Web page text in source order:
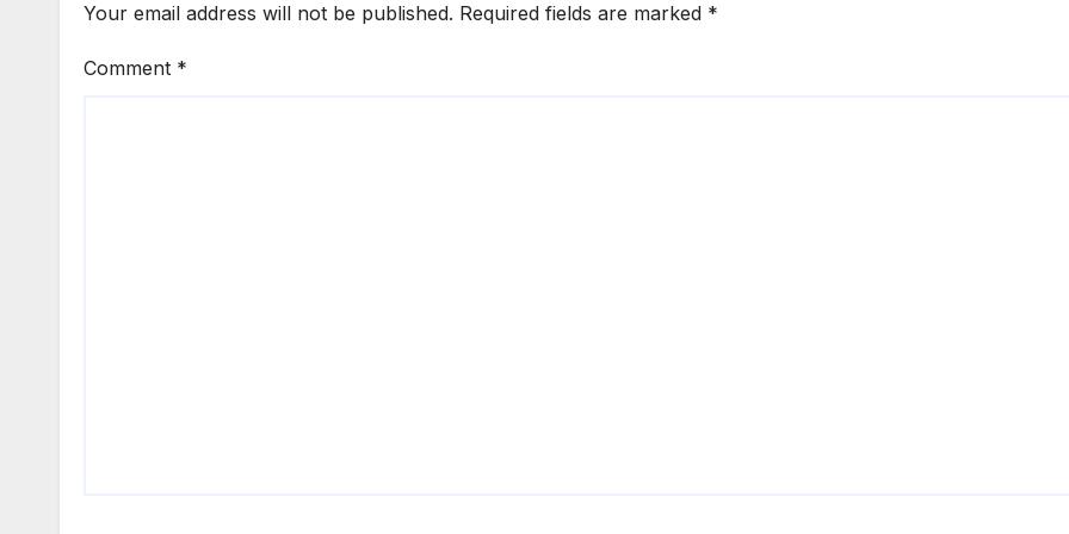
Your email address will not be published. Required fields are marked *
Comment *